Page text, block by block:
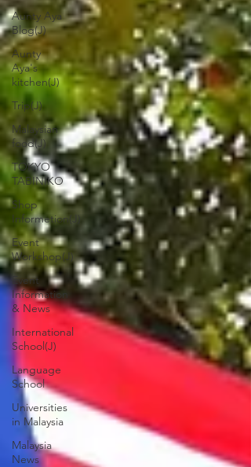
Aunty Aya
Blog(J)
Aunty
Aya's
kitchen(J)
Trip(J)
Malaysian
food(J)
TOKYO
TABINIKO
Shop
Informetion(J)
Event
Workshop(J)
Event
Information
& News
International
School(J)
Language
School
Universities
in Malaysia
Malaysia
News